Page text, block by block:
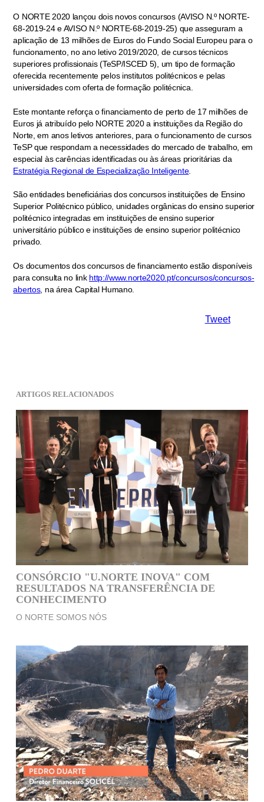
O NORTE 2020 lançou dois novos concursos (AVISO N.º NORTE-
68-2019-24 e AVISO N.º NORTE-68-2019-25) que asseguram a
aplicação de 13 milhões de Euros do Fundo Social Europeu para o
funcionamento, no ano letivo 2019/2020, de cursos técnicos
superiores profissionais (TeSP/ISCED 5), um tipo de formação
oferecida recentemente pelos institutos politécnicos e pelas
universidades com oferta de formação politécnica.
Este montante reforça o financiamento de perto de 17 milhões de
Euros já atribuído pelo NORTE 2020 a instituições da Região do
Norte, em anos letivos anteriores, para o funcionamento de cursos
TeSP que respondam a necessidades do mercado de trabalho, em
especial às carências identificadas ou às áreas prioritárias da
Estratégia Regional de Especialização Inteligente.
São entidades beneficiárias dos concursos instituições de Ensino
Superior Politécnico público, unidades orgânicas do ensino superior
politécnico integradas em instituições de ensino superior
universitário público e instituições de ensino superior politécnico
privado.
Os documentos dos concursos de financiamento estão disponíveis
para consulta no link http://www.norte2020.pt/concursos/concursos-
abertos, na área Capital Humano.
Tweet
ARTIGOS RELACIONADOS
CONSÓRCIO "U.NORTE INOVA" COM
RESULTADOS NA TRANSFERÊNCIA DE
CONHECIMENTO
O NORTE SOMOS NÓS